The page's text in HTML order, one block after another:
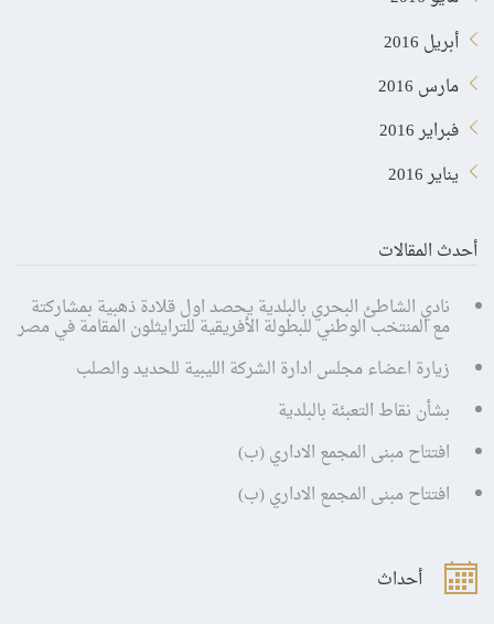
أبريل 2016
مارس 2016
فبراير 2016
يناير 2016
أحدث المقالات
نادي الشاطئ البحري بالبلدية يحصد اول قلادة ذهبية بمشاركتة
مع المنتخب الوطني للبطولة الأفريقية للترايثلون المقامة في مصر
زيارة اعضاء مجلس ادارة الشركة الليبية للحديد والصلب
بشأن نقاط التعبئة بالبلدية
افتتاح مبنى المجمع الاداري (ب)
افتتاح مبنى المجمع الاداري (ب)
أحداث